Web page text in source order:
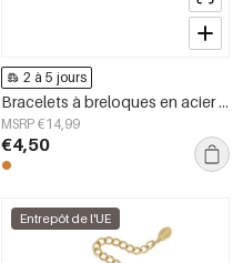
2 à 5 jours
Bracelets à breloques en acier inoxydable, motif floral, collection Daily Simple, bijoux pour femmes
MSRP €14,99
€4,50
Entrepôt de l'UE